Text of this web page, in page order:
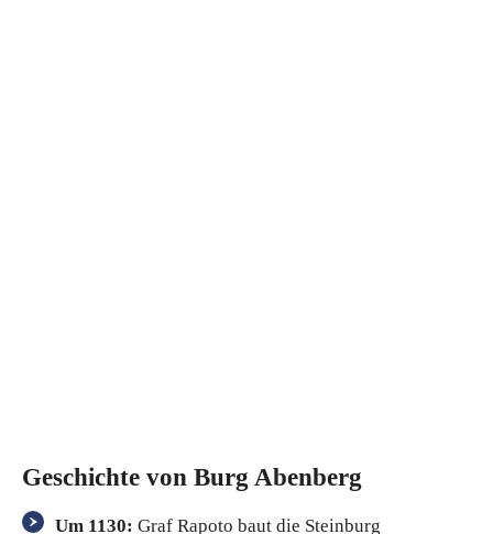
Geschichte von Burg Abenberg
Um 1130: Graf Rapoto baut die Steinburg